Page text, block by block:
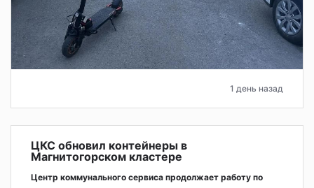
1 день назад
ЦКС обновил контейнеры в
Магнитогорском кластере
Центр коммунального сервиса продолжает работу по